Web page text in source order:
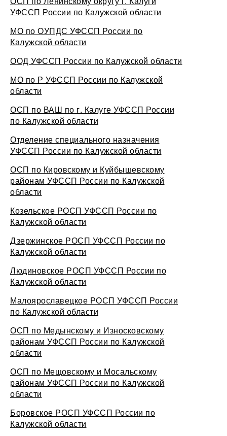
УФССП России по Калужской области
МО по ОУПДС УФССП России по
Калужской области
ООД УФССП России по Калужской области
МО по Р УФССП России по Калужской
области
ОСП по ВАШ по г. Калуге УФССП России
по Калужской области
Отделение специального назначения
УФССП России по Калужской области
ОСП по Кировскому и Куйбышевскому
районам УФССП России по Калужской
области
Козельское РОСП УФССП России по
Калужской области
Дзержинское РОСП УФССП России по
Калужской области
Людиновское РОСП УФССП России по
Калужской области
Малоярославецкое РОСП УФССП России
по Калужской области
ОСП по Медынскому и Износковскому
районам УФССП России по Калужской
области
ОСП по Мещовскому и Мосальскому
районам УФССП России по Калужской
области
Боровское РОСП УФССП России по
Калужской области